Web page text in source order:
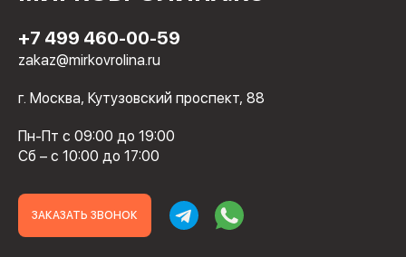
+7 499 460-00-59
zakaz@mirkovrolina.ru
г. Москва, Кутузовский проспект, 88
Пн-Пт с 09:00 до 19:00
Сб – с 10:00 до 17:00
ЗАКАЗАТЬ ЗВОНОК